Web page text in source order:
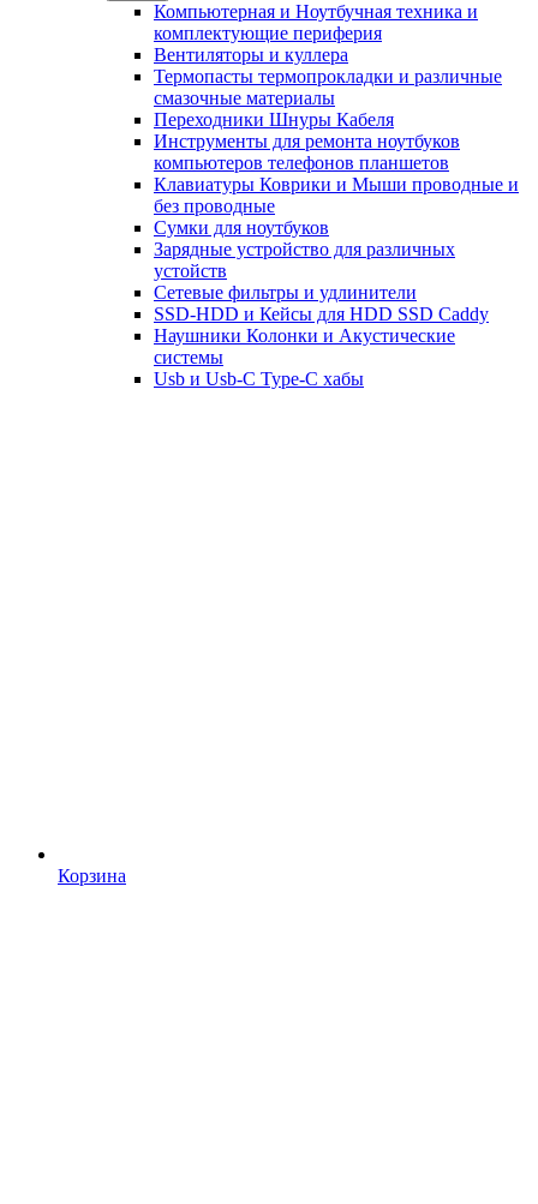
Компьютерная и Ноутбучная техника и
комплектующие периферия
Вентиляторы и куллера
Термопасты термопрокладки и различные
смазочные материалы
Переходники Шнуры Кабеля
Инструменты для ремонта ноутбуков
компьютеров телефонов планшетов
Клавиатуры Коврики и Мыши проводные и
без проводные
Сумки для ноутбуков
Зарядные устройство для различных
устойств
Сетевые фильтры и удлинители
SSD-HDD и Кейсы для HDD SSD Caddy
Наушники Колонки и Акустические
системы
Usb и Usb-C Type-C хабы
Корзина